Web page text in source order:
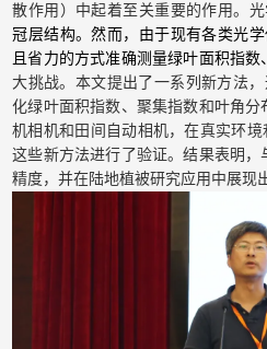
散作用）中起着至关重要的作用。
冠层结构。然而，由于现有各类光
且省力的方式准确测量绿叶面积指
大挑战。本文提出了一系列新方法
化绿叶面积指数、聚集指数和叶角
机相机和田间自动相机，在真实环
这些新方法进行了验证。结果表明
精度，并在陆地植被研究应用中展现